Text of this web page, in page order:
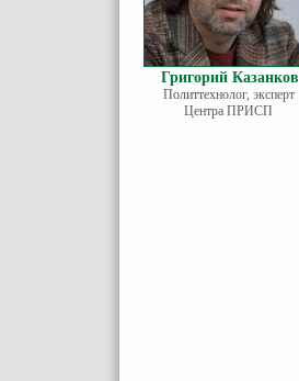
Григорий Казанков
Политтехнолог, эксперт
Центра ПРИСП